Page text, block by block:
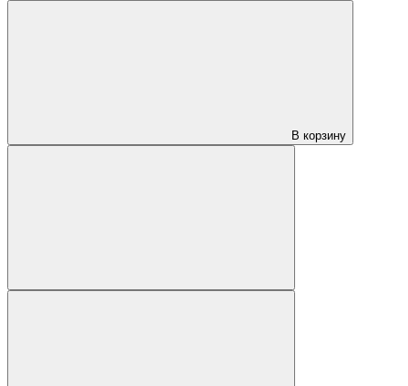
В корзину